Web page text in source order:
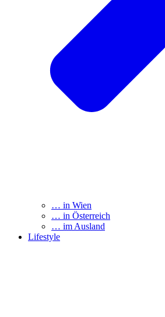
… in Wien
… in Österreich
… im Ausland
Lifestyle